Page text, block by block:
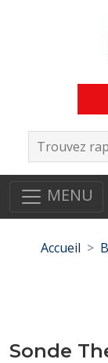
MENU
Accueil
Sonde